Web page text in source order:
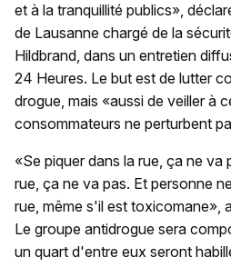
et à la tranquillité publics»,
de Lausanne chargé de la
Hildbrand, dans un entretien
24 Heures. Le but est de lutter
drogue, mais «aussi de veiller à
consommateurs ne perturbent
«Se piquer dans la rue, ça ne va
rue, ça ne va pas. Et personne
rue, même s'il est toxicomane»,
Le groupe antidrogue sera
un quart d'entre eux seront